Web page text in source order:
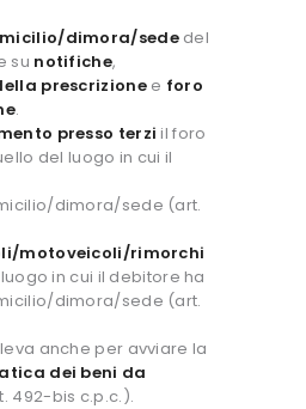
dimora/sededel
su notifiche,
prescrizionee foro
.
presso terzi il foro
del luogo in cui il
dimora/sede (art.
motoveicoli/rimorchi
in cui il debitore ha
dimora/sede (art.
anche per avviare la
dei beni da
492-bis c.p.c.).